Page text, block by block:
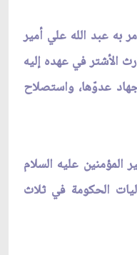
به عبد الله علي أمير
الأشتر في عهده إليه
عدوّها، واستصلاح
عليه السلام
الحكومة في ثلاث